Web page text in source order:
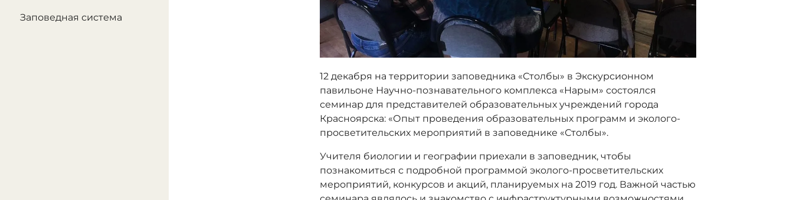
Заповедная система
12 декабря на территории заповедника «Столбы» в Экскурсионном
павильоне Научно-познавательного комплекса «Нарым» состоялся
семинар для представителей образовательных учреждений города
Красноярска: «Опыт проведения образовательных программ и эколого-
просветительских мероприятий в заповеднике «Столбы».
Учителя биологии и географии приехали в заповедник, чтобы
познакомиться с подробной программой эколого-просветительских
мероприятий, конкурсов и акций, планируемых на 2019 год. Важной частью